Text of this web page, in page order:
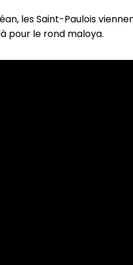
les Saint-Paulois
pour le rond maloya.